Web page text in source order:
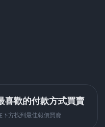
喜歡的付款方式買賣
下方找到最佳報價買賣